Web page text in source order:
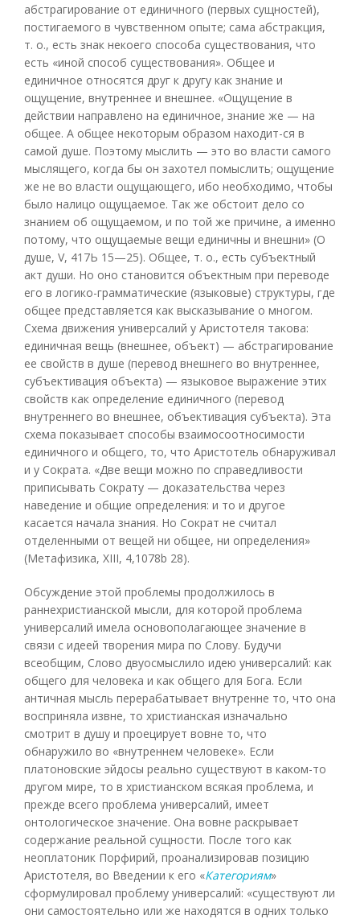
абстрагирование от единичного (первых сущностей),
постигаемого в чувственном опыте; сама абстракция,
т. о., есть знак некоего способа существования, что
есть «иной способ существования». Общее и
единичное относятся друг к другу как знание и
ощущение, внутреннее и внешнее. «Ощущение в
действии направлено на единичное, знание же — на
общее. А общее некоторым образом находит-ся в
самой душе. Поэтому мыслить — это во власти самого
мыслящего, когда бы он захотел помыслить; ощущение
же не во власти ощущающего, ибо необходимо, чтобы
было налицо ощущаемое. Так же обстоит дело со
знанием об ощущаемом, и по той же причине, а именно
потому, что ощущаемые вещи единичны и внешни» (О
душе, V, 417Ь 15—25). Общее, т. о., есть субъектный
акт души. Но оно становится объектным при переводе
его в логико-грамматические (языковые) структуры, где
общее представляется как высказывание о многом.
Схема движения универсалий у Аристотеля такова:
единичная вещь (внешнее, объект) — абстрагирование
ее свойств в душе (перевод внешнего во внутреннее,
субъективация объекта) — языковое выражение этих
свойств как определение единичного (перевод
внутреннего во внешнее, объективация субъекта). Эта
схема показывает способы взаимосоотносимости
единичного и общего, то, что Аристотель обнаруживал
и у Сократа. «Две вещи можно по справедливости
приписывать Сократу — доказательства через
наведение и общие определения: и то и другое
касается начала знания. Но Сократ не считал
отделенными от вещей ни общее, ни определения»
(Метафизика, XIII, 4,1078b 28).
Обсуждение этой проблемы продолжилось в
раннехристианской мысли, для которой проблема
универсалий имела основополагающее значение в
связи с идеей творения мира по Слову. Будучи
всеобщим, Слово двуосмыслило идею универсалий: как
общего для человека и как общего для Бога. Если
античная мысль перерабатывает внутренне то, что она
восприняла извне, то христианская изначально
смотрит в душу и проецирует вовне то, что
обнаружило во «внутреннем человеке». Если
платоновские эйдосы реально существуют в каком-то
другом мире, то в христианском всякая проблема, и
прежде всего проблема универсалий, имеет
онтологическое значение. Она вовне раскрывает
содержание реальной сущности. После того как
неоплатоник Порфирий, проанализировав позицию
Аристотеля, во Введении к его «Категориям»
сформулировал проблему универсалий: «существуют ли
они самостоятельно или же находятся в одних только